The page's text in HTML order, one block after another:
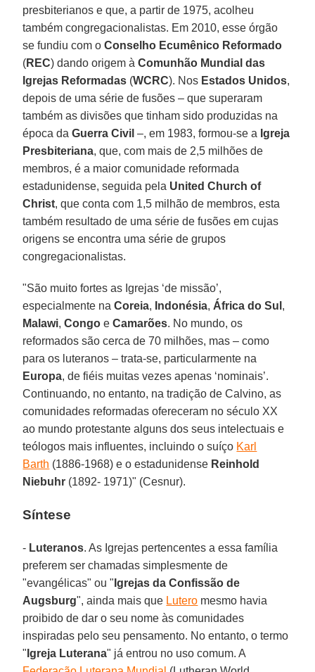
presbiterianos e que, a partir de 1975, acolheu
também congregacionalistas. Em 2010, esse órgão
se fundiu com o Conselho Ecumênico Reformado
(REC) dando origem à Comunhão Mundial das
Igrejas Reformadas (WCRC). Nos Estados Unidos,
depois de uma série de fusões – que superaram
também as divisões que tinham sido produzidas na
época daGuerra Civil –, em 1983, formou-se a Igreja
Presbiteriana, que, com mais de 2,5 milhões de
membros, é a maior comunidade reformada
estadunidense, seguida pela United Church of
Christ, que conta com 1,5 milhão de membros, esta
também resultado de uma série de fusões em cujas
origens se encontra uma série de grupos
congregacionalistas.
"São muito fortes as Igrejas ‘de missão’,
especialmente naCoreia, Indonésia, África do Sul ,
Malawi,Congo eCamarões. No mundo, os
reformados são cerca de 70 milhões, mas – como
para os luteranos – trata-se, particularmente na
Europa, de fiéis muitas vezes apenas ‘nominais’.
Continuando, no entanto, na tradição de Calvino, as
comunidades reformadas ofereceram no século XX
ao mundo protestante alguns dos seus intelectuais e
teólogos mais influentes, incluindo o suíço Karl
Barth (1886-1968) e o estadunidense Reinhold
Niebuhr (1892- 1971)" (Cesnur).
Síntese
- Luteranos. As Igrejas pertencentes a essa família
preferem ser chamadas simplesmente de
"evangélicas" ou " Igrejas da Confissão de
Augsburg", ainda mais que Lutero mesmo havia
proibido de dar o seu nome às comunidades
inspiradas pelo seu pensamento. No entanto, o termo
" Igreja Luterana" já entrou no uso comum. A